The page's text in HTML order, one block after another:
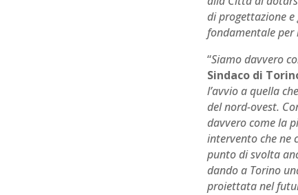
di progettazione
fondamentale per
“Siamo davvero
Sindaco di
l’avvio a quella
del nord-ovest.
davvero come la
intervento che ne
punto di svolta
dando a Torino
proiettata nel